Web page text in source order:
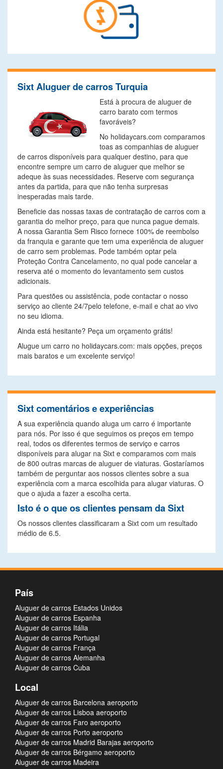
Sixt Aluguer de carros Turquia
Está à procura de aluguer de
carro barato com termos
favoráveis?
No holidaycars.com comparamos
toas as companhias de aluguer
de carros disponíveis para qualquer destino, para que
encontre sempre um carro de aluguer que melhor se
adeque às suas necessidades. Reserve com segurança
antes da partida, para que não tenha surpresas
inesperadas mais tarde.
Beneficie das nossas taxas de contratação de carros com a
garantia do melhor preço, para que nunca pague demais.
A nossa Garantia Sem Risco fornece 100% de reembolso
da franquia e garante que tem uma experiência de aluguer
de carro sem problemas. Pode também optar pela
Proteção Contra Cancelamento, no qual pode cancelar a
reserva até o momento do levantamento sem custos
adicionais.
Para questões ou assistência, pode contactar o nosso
serviço ao cliente 24/7pelo telefone, e-mail e chat ao vivo
no seu idioma.
Ainda está hesitante? Peça um orçamento grátis!
Alugue um carro no holidaycars.com: mais opções, preços
mais baratos e um excelente serviço!
Sixt comentários e experiências
A sua experiência quando aluga um carro é importante
para nós. Por isso é que seguimos os preços em tempo
real, todos os diferentes termos de serviço e carros
disponíveis para alugar na Sixt e comparamos com mais
de 800 outras marcas de aluguer de viaturas. Gostaríamos
também de perguntar aos nossos clientes sobre a sua
experiência com a marca escolhida para alugar viaturas. O
que o ajuda a fazer a escolha certa.
Isto é o que os clientes pensam da Sixt
Os nossos clientes classificaram a Sixt com um resultado
médio de 6.5.
País
Aluguer de carros Estados Unidos
Aluguer de carros Espanha
Aluguer de carros Itália
Aluguer de carros Portugal
Aluguer de carros França
Aluguer de carros Alemanha
Aluguer de carros Cuba
Local
Aluguer de carros Barcelona aeroporto
Aluguer de carros Lisboa aeroporto
Aluguer de carros Faro aeroporto
Aluguer de carros Porto aeroporto
Aluguer de carros Madrid Barajas aeroporto
Aluguer de carros Bérgamo aeroporto
Aluguer de carros Madeira